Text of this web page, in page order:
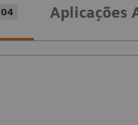
04 Aplicações